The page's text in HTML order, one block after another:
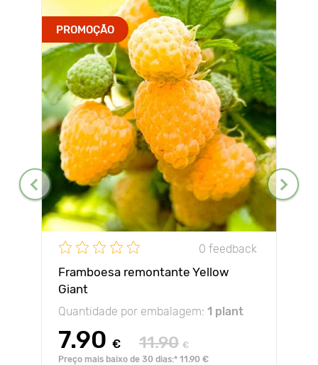
PROMOÇÃO
0 feedback
Framboesa remontante Yellow
Giant
Quantidade por embalagem: 1 plant
7.90 € 11.90 €
Preço mais baixo de 30 dias:* 11.90 €